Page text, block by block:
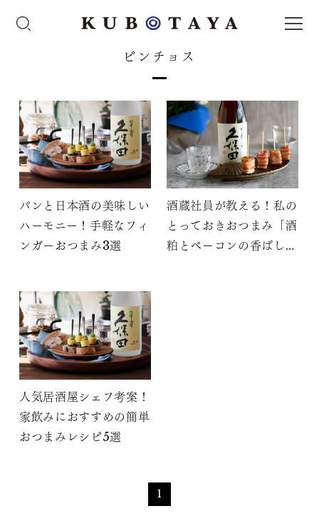
ピンチョス
パンと日本酒の美味しい
ハーモニー！手軽なフィ
ンガーおつまみ3選
酒蔵社員が教える！私の
とっておきおつまみ「酒
粕とベーコンの香ばしミ
人気居酒屋シェフ考案！
家飲みにおすすめの簡単
おつまみレシピ5選
1